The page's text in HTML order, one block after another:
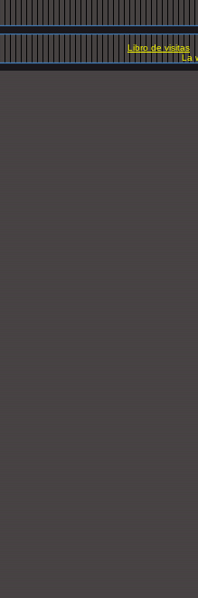
Libro de visitas
La